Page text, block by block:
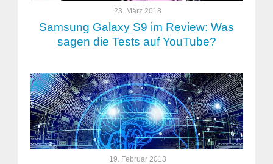
23. März 2018
Samsung Galaxy S9 im Review: Was
sagen die Tests auf YouTube?
19. Februar 2013